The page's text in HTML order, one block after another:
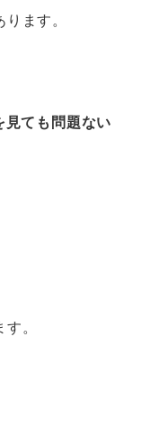
ます。
ても問題ない
。